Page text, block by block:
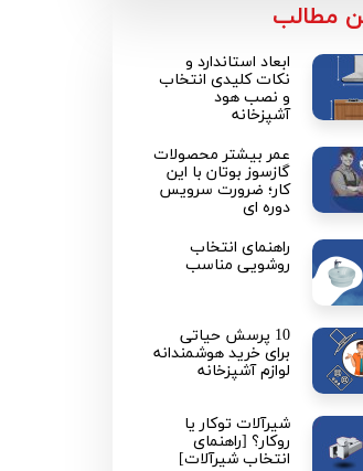
مطالب
ابعاد استاندارد و
نکات کلیدی انتخاب
و نصب هود
آشپزخانه
عمر بیشتر محصولات
گازسوز بوتان با این
کار؛ ضرورت سرویس
دوره ای
راهنمای انتخاب
روشویی مناسب
10 پرسش حیاتی
برای خرید هوشمندانه
لوازم آشپزخانه
شیرآلات توکار یا
روکار؟ [راهنمای
انتخاب شیرآلات]